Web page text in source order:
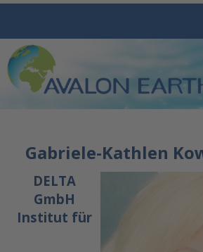
Gabriele-Kathlen
DELTA
GmbH
Institut für